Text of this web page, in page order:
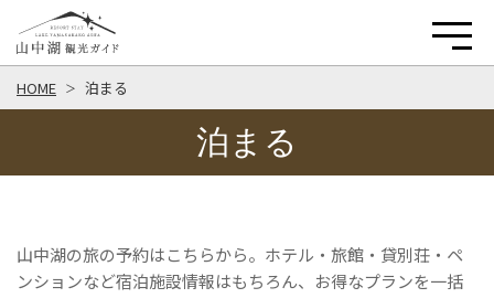
HOME 泊まる
泊まる
山中湖の旅の予約はこちらから。ホテル・旅館・貸別荘・ペ
ンションなど宿泊施設情報はもちろん、お得なプランを一括